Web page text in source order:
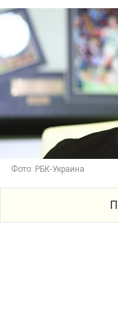
Фото: РБК-Украина